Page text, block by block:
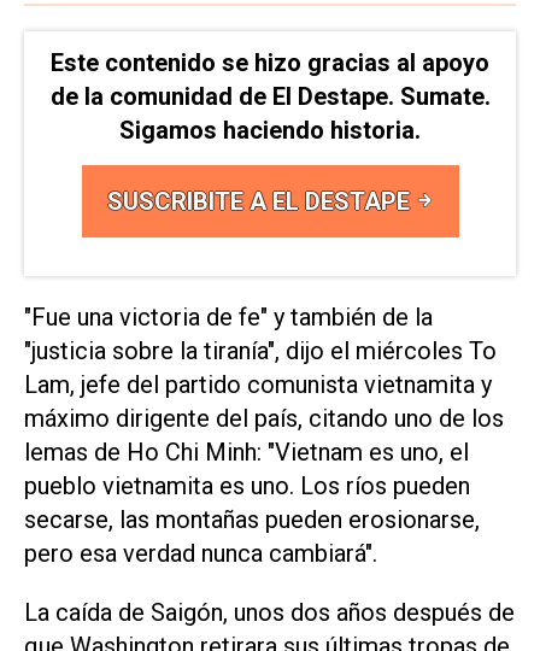
Este contenido se hizo gracias al apoyo
de la comunidad de El Destape. Sumate.
Sigamos haciendo historia.
SUSCRIBITE A EL DESTAPE
"Fue una victoria de fe" y también de la
"justicia sobre la tiranía", dijo el miércoles To
Lam, jefe del partido comunista vietnamita y
máximo dirigente del país, citando uno de los
lemas de Ho Chi Minh: "Vietnam es uno, el
pueblo vietnamita es uno. Los ríos pueden
secarse, las montañas pueden erosionarse,
pero esa verdad nunca cambiará".
La caída de Saigón, unos dos años después de